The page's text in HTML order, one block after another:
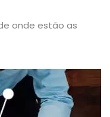
onde estão as